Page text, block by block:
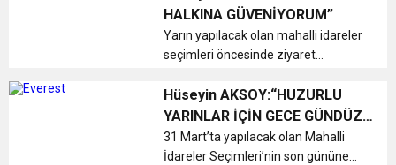
GÖNÜLLERE DOKUNAN ZİYARET
HALKINA GÜVENİYORUM”
Yarın yapılacak olan mahalli idareler
seçimleri öncesinde ziyaret
gerçekleştiren CHP Antakya
Belediye Başkan Adayı Dr. Hüseyin
Aksoy, “Allah’ın izni,
vatandaşlarımızın tevec...
Hüseyin AKSOY:“HUZURLU
YARINLAR İÇİN GECE GÜNDÜZ
ÇALIŞACAĞIZ”
31 Mart’ta yapılacak olan Mahalli
İdareler Seçimleri’nin son gününe